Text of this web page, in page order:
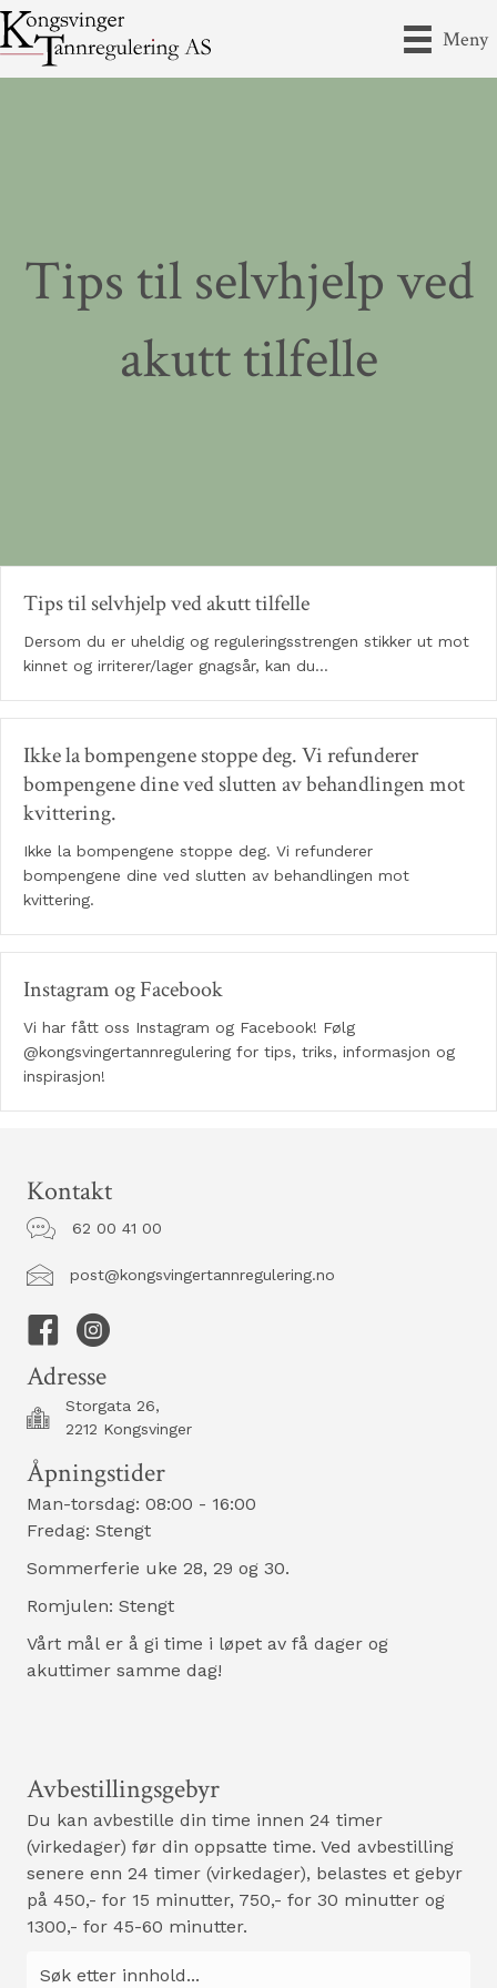
Meny
Tips til selvhjelp ved
akutt tilfelle
Tips til selvhjelp ved akutt tilfelle
Dersom du er uheldig og reguleringsstrengen stikker ut mot
kinnet og irriterer/lager gnagsår, kan du…
Ikke la bompengene stoppe deg. Vi refunderer
bompengene dine ved slutten av behandlingen mot
kvittering.
Ikke la bompengene stoppe deg. Vi refunderer
bompengene dine ved slutten av behandlingen mot
kvittering.
Instagram og Facebook
Vi har fått oss Instagram og Facebook! Følg
@kongsvingertannregulering for tips, triks, informasjon og
inspirasjon!
Kontakt
62 00 41 00
post@kongsvingertannregulering.no
Adresse
Storgata 26,
2212 Kongsvinger
Åpningstider
Man-torsdag: 08:00 - 16:00
Fredag: Stengt
Sommerferie uke 28, 29 og 30.
Romjulen: Stengt
Vårt mål er å gi time i løpet av få dager og
akuttimer samme dag!
Avbestillingsgebyr
Du kan avbestille din time innen 24 timer
(virkedager) før din oppsatte time. Ved avbestilling
senere enn 24 timer (virkedager), belastes et gebyr
på 450,- for 15 minutter, 750,- for 30 minutter og
1300,- for 45-60 minutter.